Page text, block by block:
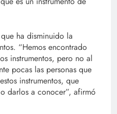
ha disminuido la
“Hemos encontrado
instrumentos, pero no al
pocas las personas que
instrumentos, que
darlos a conocer”, afirmó